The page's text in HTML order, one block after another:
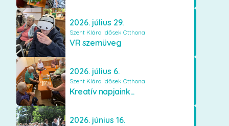
2026. július 29.
Szent Klára Idősek Otthona
VR szemüveg
2026. július 6.
Szent Klára Idősek Otthona
Kreatív napjaink...
2026. június 16.